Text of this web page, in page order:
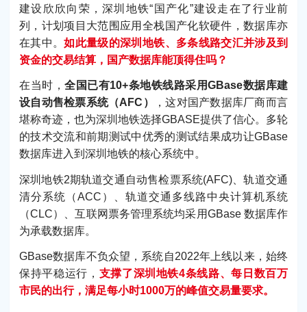
建设欣欣向荣，深圳地铁“国产化”建设走在了行业前
列，计划项目大范围应用全栈国产化软硬件，数据库亦
在其中。如此量级的深圳地铁、多条线路交汇并涉及到
资金的交易结算，国产数据库能顶得住吗？
在当时， 全国已有10+条地铁线路采用GBase数据库建
设自动售检票系统（AFC）
，这对国产数据库厂商而言
堪称奇迹，也为深圳地铁选择GBASE提供了信心。多轮
的技术交流和前期测试中优秀的测试结果成功让GBase
数据库进入到深圳地铁的核心系统中。
深圳地铁2期轨道交通自动售检票系统(AFC)、轨道交通
清分系统（ACC）、轨道交通多线路中央计算机系统
（CLC）、互联网票务管理系统均采用GBase 数据库作
为承载数据库。
GBase数据库不负众望，系统自2022年上线以来，始终
保持平稳运行， 支撑了深圳地铁4条线路、每日数百万
市民的出行，满足每小时1000万的峰值交易量要求。